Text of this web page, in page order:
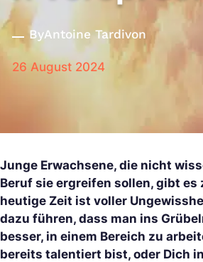
ByAntoine Tardivon
26 August 2024
Junge Erwachsene, die nicht
Beruf sie ergreifen sollen, gibt es
heutige Zeit ist voller
dazu führen, dass man ins
besser, in einem Bereich zu
bereits talentiert bist, oder Dich